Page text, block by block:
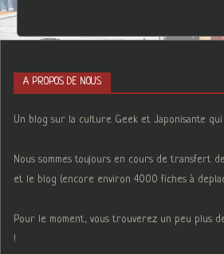
A PROPOS DE NOUS
Un blog sur la culture Geek et Japonisante
Nous sommes toujours en cours de transfert
et le blog (encore environ 4000 fiches à
Pour le moment, vous trouverez un peu plus
!